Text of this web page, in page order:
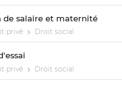
de salaire et maternité
privé Droit social
privé Droit social